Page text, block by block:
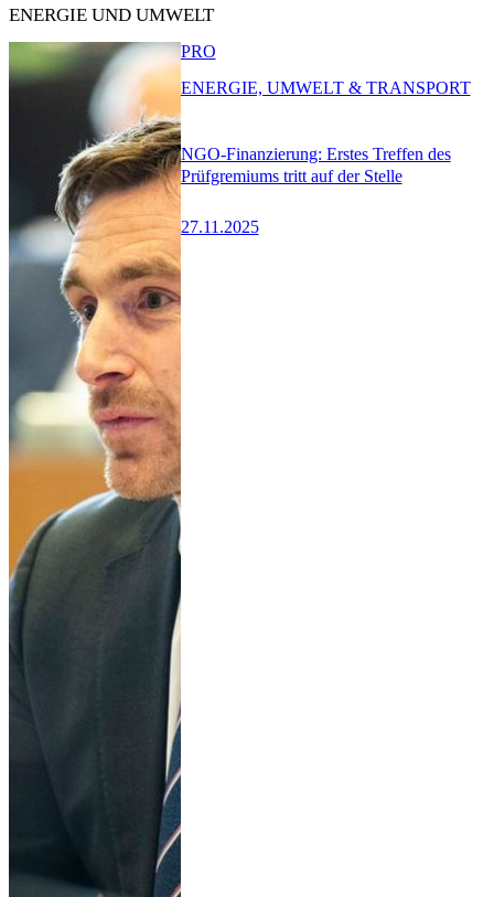
ENERGIE UND UMWELT
NGO-Finanzierung: Erstes Treffen des
Prüfgremiums tritt auf der Stelle
27.11.2025
PRO
ENERGIE, UMWELT & TRANSPORT